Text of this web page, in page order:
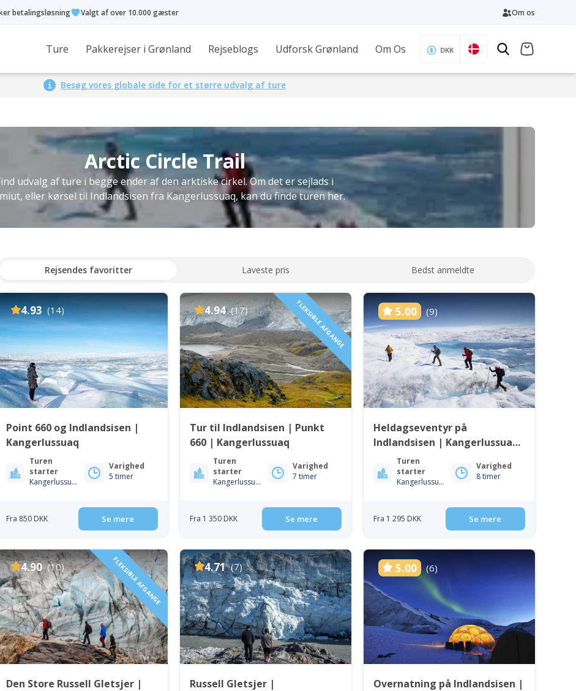
betalingsløsning Valgt af over 10.000 gæster Om os
Ture Pakkerejser i Grønland Rejseblogs Udforsk Grønland Om Os DKK
Besøg vores globale side for et større udvalg af ture
Arctic Circle Trail
udvalg af ture i begge ender af den arktiske cirkel. Om det er sejlads i
eller kørsel til Indlandsisen fra Kangerlussuaq, kan du finde turen her.
Rejsendes favoritter Laveste pris Bedst anmeldte
4.93 (14)
Point 660 og Indlandsisen |
Kangerlussuaq
Turen
starter
Kangerlussuaq
Varighed
5 timer
Fra 850 DKK Se mere
4.94 (17) FLEKSIBLE AFGANGE
Tur til Indlandsisen | Punkt
660 | Kangerlussuaq
Turen
starter
Kangerlussuaq
Varighed
7 timer
Fra 1 350 DKK Se mere
5.00 (9)
Heldagseventyr på
Indlandsisen | Kangerlussuaq
| Vest Grønland
Turen
starter
Kangerlussuaq
Varighed
8 timer
Fra 1 295 DKK Se mere
4.90 (10) FLEKSIBLE AFGANGE
Den Store Russell Gletsjer |
4.71 (7)
Russell Gletsjer |
5.00 (6)
Overnatning på Indlandsisen |